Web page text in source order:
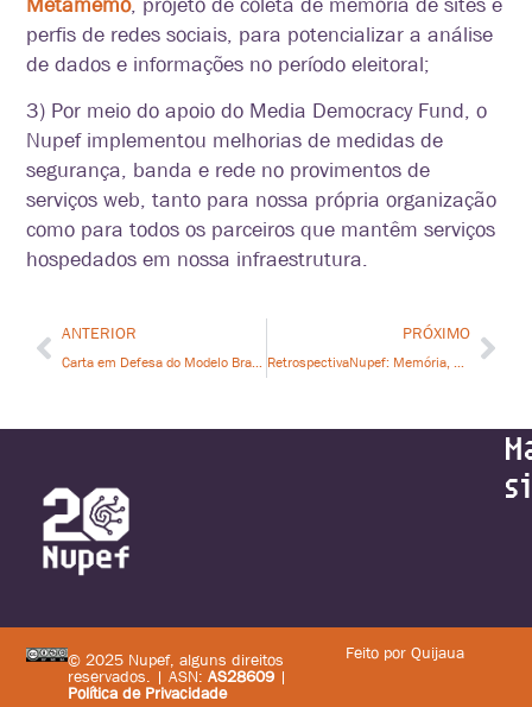
perfis de redes sociais, para potencializar a análise
de dados e informações no período eleitoral;
3) Por meio do apoio do Media Democracy Fund, o
Nupef implementou melhorias de medidas de
segurança, banda e rede no provimentos de
serviços web, tanto para nossa própria organização
como para todos os parceiros que mantêm serviços
hospedados em nossa infraestrutura.
ANTERIOR
Carta em Defesa do Modelo Brasileiro de Governança da Internet
PRÓXIMO
RetrospectivaNupef: Memória, para que te quero
© 2025 Nupef, alguns direitos
reservados. | ASN: AS28609|
Política de Privacidade
Feito por Quijaua